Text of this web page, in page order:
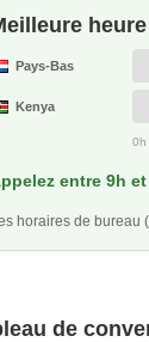
Pays-Bas
Kenya
0h
entre 9h et
horaires de bureau
de